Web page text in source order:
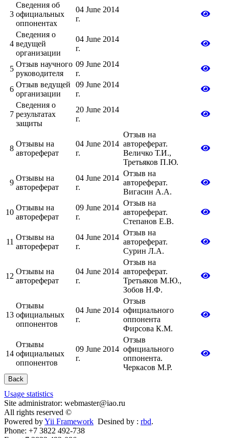
3
Сведения об
официальных
оппонентах
04 June 2014
г.
4
Сведения о
ведущей
организации
04 June 2014
г.
5
Отзыв научного
руководителя
09 June 2014
г.
6
Отзыв ведущей
организации
09 June 2014
г.
7
Сведения о
результатах
защиты
20 June 2014
г.
8
Отзывы на
автореферат
04 June 2014
г.
Отзыв на
автореферат.
Величко Т.И.,
Третьяков П.Ю.
9
Отзывы на
автореферат
04 June 2014
г.
Отзыв на
автореферат.
Вигасин А.А.
10
Отзывы на
автореферат
09 June 2014
г.
Отзыв на
автореферат.
Степанов Е.В.
11
Отзывы на
автореферат
04 June 2014
г.
Отзыв на
автореферат.
Сурин Л.А.
12
Отзывы на
автореферат
04 June 2014
г.
Отзыв на
автореферат.
Третьяков М.Ю.,
Зобов Н.Ф.
13
Отзывы
официальных
оппонентов
04 June 2014
г.
Отзыв
официального
оппонента
Фирсова К.М.
14
Отзывы
официальных
оппонентов
09 June 2014
г.
Отзыв
официального
оппонента.
Черкасов М.Р.
Back
Usage statistics
Site administrator: webmaster@iao.ru
All rights reserved ©
Powered byYii Framework Desined by : rbd.
Phone: +7 3822 492-738